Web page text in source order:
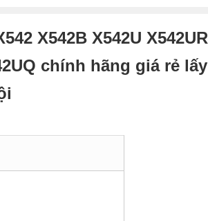
X542B X542U X542UR
chính hãng giá rẻ lấy